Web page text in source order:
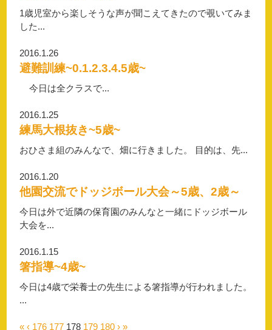
1歳児室から楽しそうな声が聞こえてきたので覗いてみま
した...
2016.1.26
避難訓練~0.1.2.3.4.5歳~
今日は全クラスで...
2016.1.25
練馬大根抜き~5歳~
おひさま組のみんなで、畑に行きました。 目的は、先...
2016.1.20
他園交流でドッジボール大会～5歳、2歳～
今日は外で近隣の保育園のみんなと一緒にドッジボール
大会を...
2016.1.15
箸指導~4歳~
今日は4歳で栄養士の先生による箸指導が行われました。
...
« ‹ 176 177 178 179 180 › »